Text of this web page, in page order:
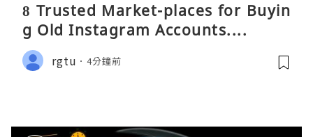
8 Trusted Market-places for Buyin
g Old Instagram Accounts....
rgtu 4分鐘前